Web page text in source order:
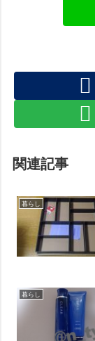
関連記事
暮らし
暮らし